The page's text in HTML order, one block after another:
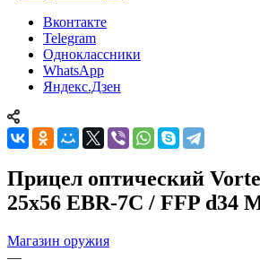
Вконтакте
Telegram
Одноклассники
WhatsApp
Яндекс.Дзен
Прицел оптический
25x56 EBR-7C / FFP d34
Магазин оружия
—